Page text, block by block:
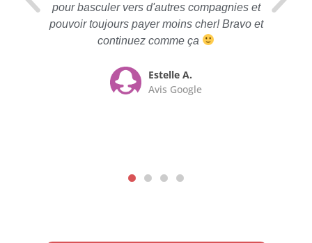
pour basculer vers d'autres compagnies et
pouvoir toujours payer moins cher! Bravo et
continuez comme ça
Estelle A.
Avis Google